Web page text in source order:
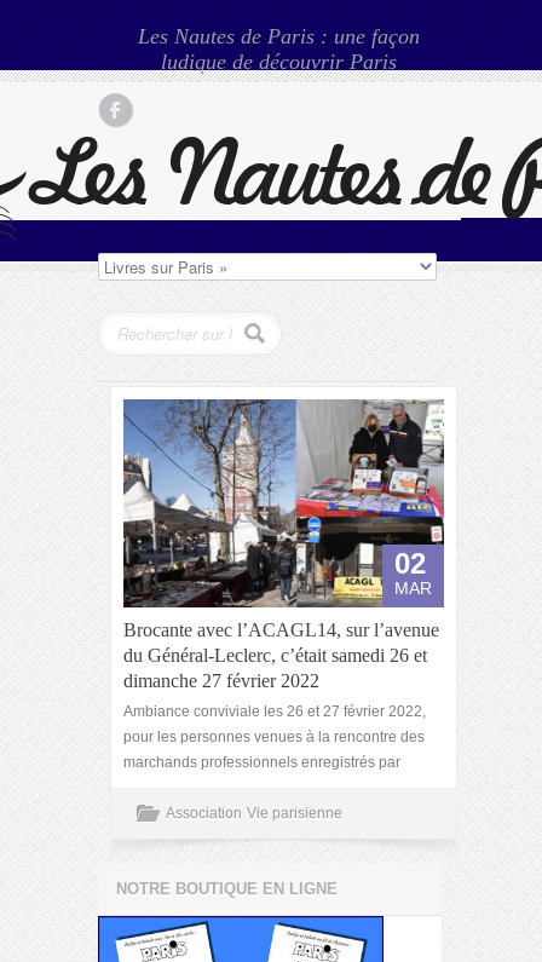
Les Nautes de Paris : une façon
ludique de découvrir Paris
02
MAR
Brocante avec l’ACAGL14, sur l’avenue
du Général-Leclerc, c’était samedi 26 et
dimanche 27 février 2022
Ambiance conviviale les 26 et 27 février 2022,
pour les personnes venues à la rencontre des
marchands professionnels enregistrés par
Association Vie parisienne
NOTRE BOUTIQUE EN LIGNE